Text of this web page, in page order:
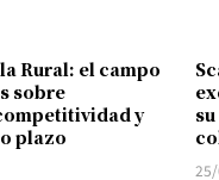
Rural: el campo
sobre
y
plazo